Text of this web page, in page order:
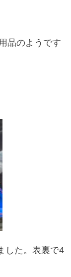
品のようです
した。表裏で4